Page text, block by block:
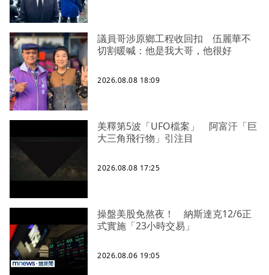
議員哥涉原鄉工程收回扣 伍麗華不
切割暖喊：他是我大哥，他很好
2026.08.08 18:09
美釋第5波「UFO檔案」 阿富汗「巨
大三角飛行物」引注目
2026.08.08 17:25
操盤美股免熬夜！ 納斯達克12/6正
式實施「23小時交易」
2026.08.06 19:05